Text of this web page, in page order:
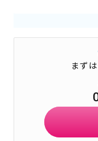
まず